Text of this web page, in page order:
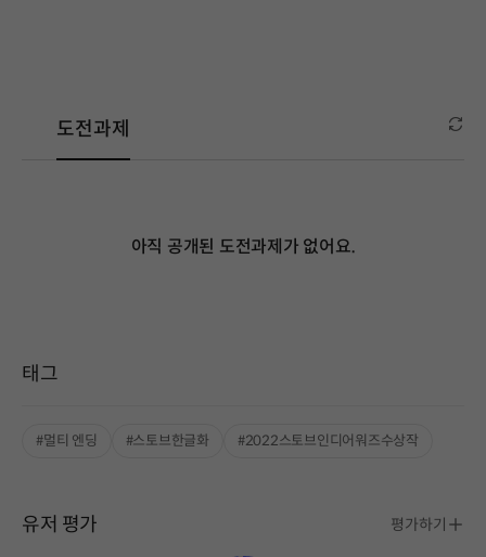
도전과제
아직 공개된 도전과제가 없어요.
태그
#멀티 엔딩 #스토브한글화 #2022스토브인디어워즈수상작
유저 평가 평가하기